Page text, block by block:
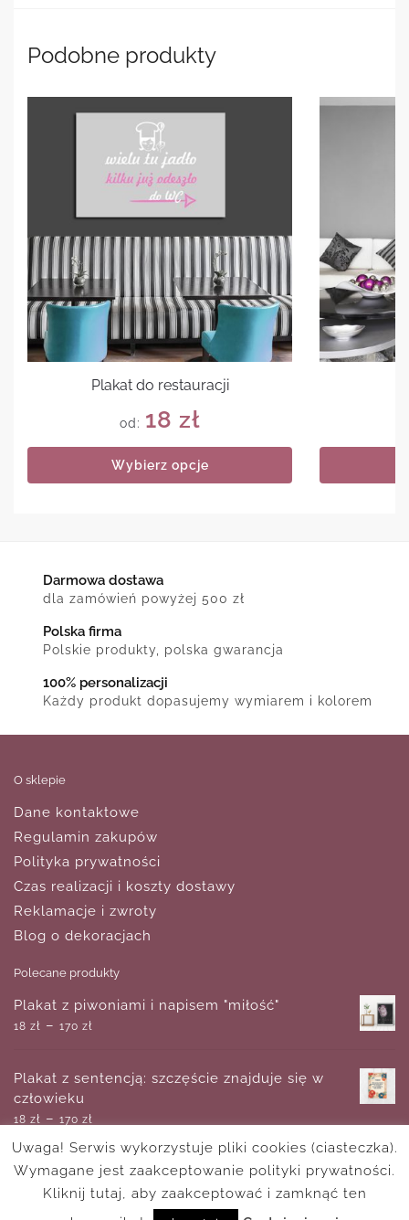
Podobne produkty
Plakat do restauracji
od: 18 zł
Wybierz opcje
Darmowa dostawa
dla zamówień powyżej 500 zł
Polska firma
Polskie produkty, polska gwarancja
100% personalizacji
Każdy produkt dopasujemy wymiarem i kolorem
O sklepie
Dane kontaktowe
Regulamin zakupów
Polityka prywatności
Czas realizacji i koszty dostawy
Reklamacje i zwroty
Blog o dekoracjach
Polecane produkty
Plakat z piwoniami i napisem "miłość"
18 zł – 170 zł
Plakat z sentencją: szczęście znajduje się w
człowieku
18 zł – 170 zł
Plakat z gałęziami drzewa
– 170 zł
Uwaga! Serwis wykorzystuje pliki cookies (ciasteczka).
Wymagane jest zaakceptowanie polityki prywatności.
Kliknij tutaj, aby zaakceptować i zamknąć ten